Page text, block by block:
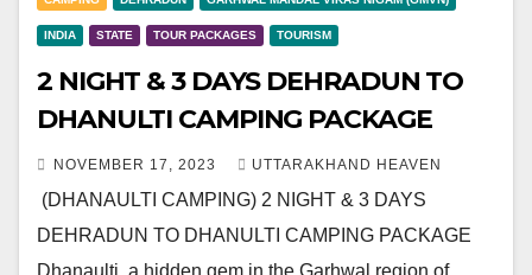
INDIA STATE TOUR PACKAGES TOURISM
2 NIGHT & 3 DAYS DEHRADUN TO
DHANULTI CAMPING PACKAGE
NOVEMBER 17, 2023 UTTARAKHAND HEAVEN
(DHANAULTI CAMPING) 2 NIGHT & 3 DAYS
DEHRADUN TO DHANULTI CAMPING PACKAGE
Dhanaulti, a hidden gem in the Garhwal region of